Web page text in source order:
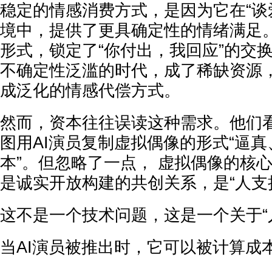
稳定的情感消费方式，是因为它在“
境中，提供了更具确定性的情绪满足
形式，锁定了“你付出，我回应”的交
不确定性泛滥的时代，成了稀缺资源
成泛化的情感代偿方式。
然而，资本往往误读这种需求。他们
图用AI演员复制虚拟偶像的形式“逼
本”。但忽略了一点， 虚拟偶像的核
是诚实开放构建的共创关系，是“人
这不是一个技术问题，这是一个关于“
当AI演员被推出时，它可以被计算成